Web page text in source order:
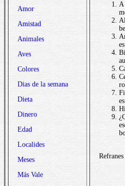
Amor
Amistad
Animales
Aves
Colores
Dias de la semana
Dieta
Dinero
Edad
Localides
Meses
Más Vale
A